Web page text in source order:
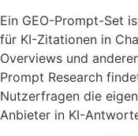
Ein GEO-Prompt-Set
für KI-Zitationen in
Overviews und
Prompt Research
Nutzerfragen die
Anbieter in KI-